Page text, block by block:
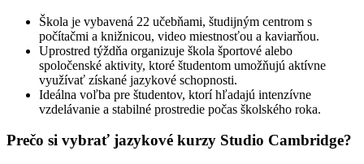
Škola je vybavená 22 učebňami, študijným centrom s
počítačmi a knižnicou, video miestnosťou a kaviarňou.
Uprostred týždňa organizuje škola športové alebo
spoločenské aktivity, ktoré študentom umožňujú aktívne
využívať získané jazykové schopnosti.
Ideálna voľba pre študentov, ktorí hľadajú intenzívne
vzdelávanie a stabilné prostredie počas školského roka.
Prečo si vybrať jazykové kurzy Studio Cambridge?